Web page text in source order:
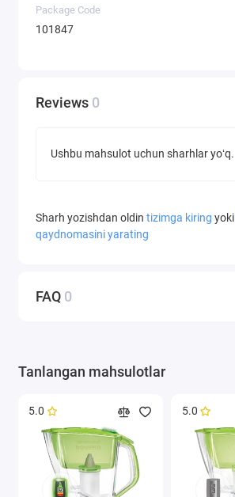
Package Code
101847
Reviews 0
Ushbu mahsulot uchun sharhlar yoʻq.
Sharh yozishdan oldin tizimga kiring yoki
qaydnomasini yarating
FAQ 0
Tanlangan mahsulotlar
5.0 5.0